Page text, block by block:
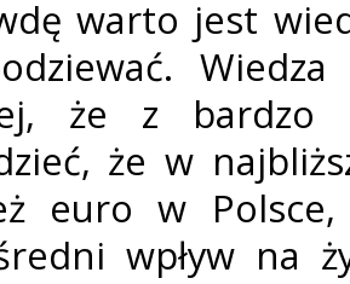
warto jest
że z bardzo
że w
euro w
wpływ na